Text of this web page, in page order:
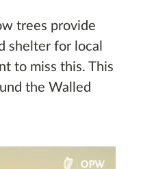
trees provide
shelter for local
to miss this. This
the Walled